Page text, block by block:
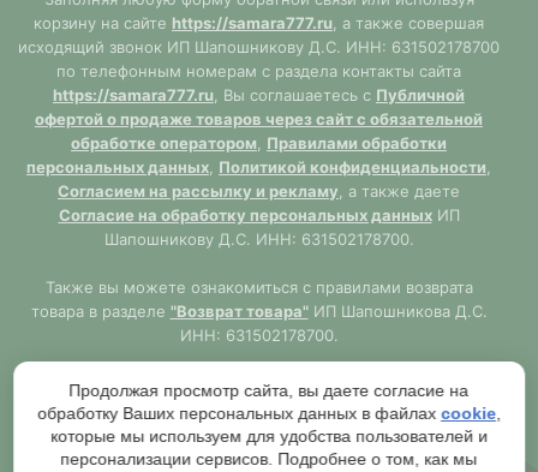
корзину на сайте https://samara777.ru , а также совершая
исходящий звонок ИП Шапошникову Д.С. ИНН: 631502178700
по телефонным номерам с раздела контакты сайта
https://samara777.ru , Вы соглашаетесь с Публичной
офертой о продаже товаров через сайт с обязательной
обработке оператором
Правилами обработки
персональных данных Политикой конфиденциальности
Согласием на рассылку и рекламу , а также даете
Согласие на обработку персональных данныхИП
Шапошникову Д.С. ИНН: 631502178700.
Также вы можете ознакомиться с правилами возврата
товара в разделе "Возврат товара"ИП Шапошникова Д.С.
ИНН: 631502178700.
https://samara777.ru
не является публичной офертой,
ВСЯ информация размещена в ознакомительных целях.
Согласно правилам описанным в разделе"Публичная
оферта"публичная оферта используется только при
Продолжая просмотр сайта, вы даете согласие на
обработку Ваших персональных данных в файлах cookie
которые мы используем для удобства пользователей и
персонализации сервисов. Подробнее о том, как мы